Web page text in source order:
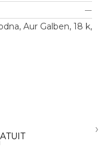
Aur Galben, 18 k,
›